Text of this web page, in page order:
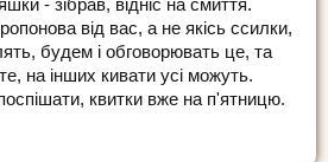
- зібрав, відніс на смиття.
від вас, а не якісь ссилки,
будем і обговорювать це, та
на інших кивати усі можуть.
квитки вже на п'ятницю.